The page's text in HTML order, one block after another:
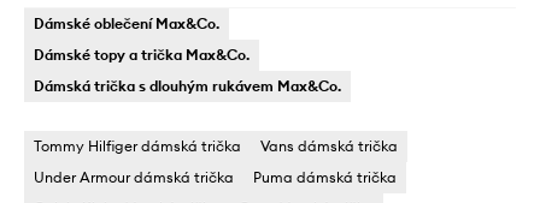
Dámské oblečení Max&Co.
Dámské topy a trička Max&Co.
Dámská trička s dlouhým rukávem Max&Co.
Tommy Hilfiger dámská trička
Vans dámská trička
Under Armour dámská trička
Puma dámská trička